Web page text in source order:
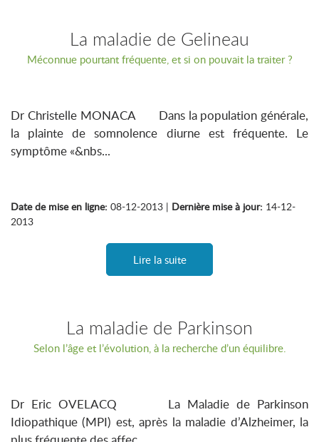
La maladie de Gelineau
Méconnue pourtant fréquente, et si on pouvait la traiter ?
Dr Christelle MONACA Dans la population générale,
la plainte de somnolence diurne est fréquente. Le
symptôme «&nbs...
Date de mise en ligne: 08-12-2013 | Dernière mise à jour: 14-12-
2013
Lire la suite
La maladie de Parkinson
Selon l’âge et l’évolution, à la recherche d’un équilibre.
Dr Eric OVELACQ La Maladie de Parkinson
Idiopathique (MPI) est, après la maladie d’Alzheimer, la